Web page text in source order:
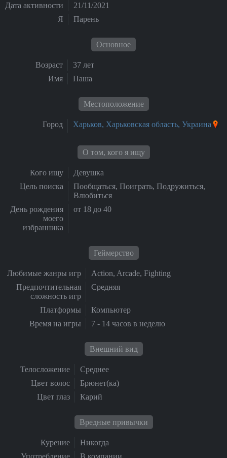
Дата активности
21/11/2021
Я
Парень
Основное
Возраст
37 лет
Имя
Паша
Местоположение
Город Харьков, Харьковская область, Украина
О том, кого я ищу
Кого ищу
Девушка
Цель поиска
Пообщаться, Поиграть, Подружиться,
Влюбиться
День рождения
моего
избранника
от 18 до 40
Геймерство
Любимые жанры игр
Action, Arcade, Fighting
Предпочтительная
сложность игр
Средняя
Платформы
Компьютер
Время на игры
7 - 14 часов в неделю
Внешний вид
Телосложение
Среднее
Цвет волос
Брюнет(ка)
Цвет глаз
Карий
Вредные привычки
Курение
Никогда
Употребление
В компании